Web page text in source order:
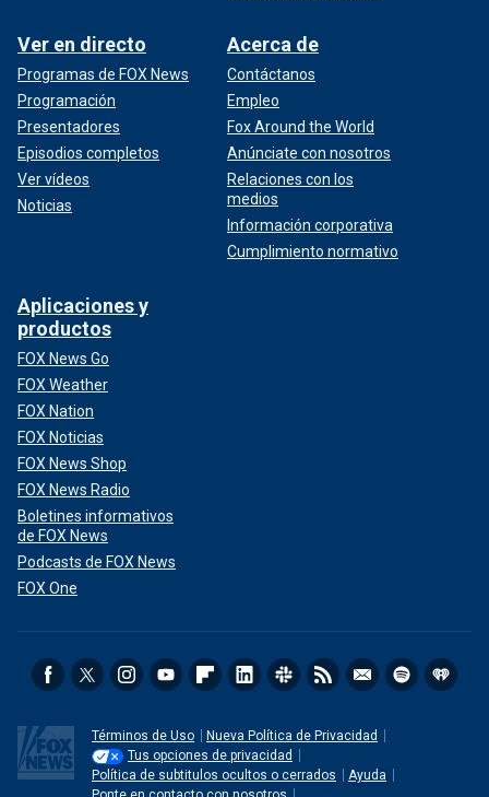
Ver en directo
Programas de FOX News
Programación
Presentadores
Episodios completos
Ver vídeos
Noticias
Acerca de
Contáctanos
Empleo
Fox Around the World
Anúnciate con nosotros
Relaciones con los
medios
Información corporativa
Cumplimiento normativo
Aplicaciones y
productos
FOX News Go
FOX Weather
FOX Nation
FOX Noticias
FOX News Shop
FOX News Radio
Boletines informativos
de FOX News
Podcasts de FOX News
FOX One
Términos de Uso
Nueva Política de Privacidad
Tus opciones de privacidad
Política de subtitulos ocultos o cerrados
Ayuda